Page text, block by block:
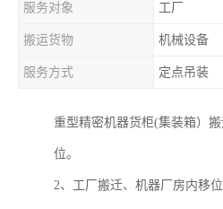
服务对象 工厂
搬运货物 机械设备
服务方式 定点吊装
重型精密机器货柜(集装箱）
位。
2、工厂搬迁、机器厂房内移